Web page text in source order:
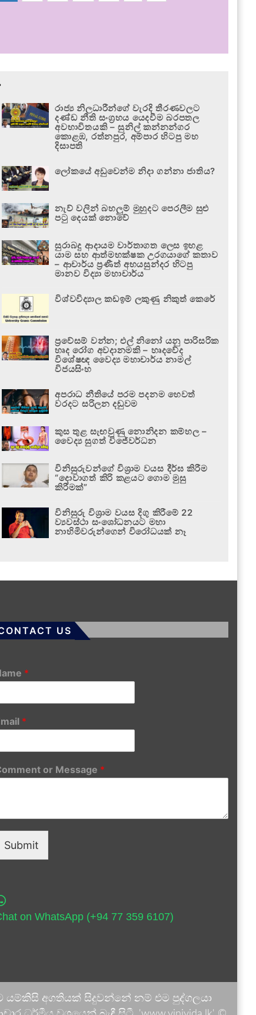
රාජ්‍ය නිලධාරීන්ගේ වැරදි තීරණවලට
දණ්ඩ නීති සංග්‍රහය යෙදවීම බරපතල
අවභාවිතයකි – සුනිල් කන්නන්ගර
කොළඹ, රත්නපුර, අම්පාර හිටපු මහ
දිසාපති
ලෝකයේ අඩුවෙන්ම නිදා ගන්නා ජාතිය?
නැව් වලින් බහලුම් මුහුදට පෙරලීම සුළු
පටු දෙයක් නොවේ
සුරාබදු ආදායම වාර්තාගත ලෙස ඉහළ
යාම සහ ආත්මභක්ෂක උරගයාගේ කතාව
– ආචාර්ය ප්‍රණීත් අභයසුන්දර හිටපු
මානව විද්‍යා මහාචාර්ය
විශ්වවිද්‍යාල කඩඉම් ලකුණු නිකුත් කෙරේ
ප්‍රවේසම් වන්න; එල් නිනෝ යනු පාරිසරික
හෘද රෝග අවදානමකි – හෘදවේද
විශේෂඥ වෛද්‍ය මහාචාර්ය නාමල්
විජයසිංහ
අපරාධ නීතියේ පරම පදනම හෙවත්
වරදට සරිලන දඬුවම
කුස තුළ සැඟවුණු නොනිදන කම්හල –
වෛද්‍ය සුගත් විජේවර්ධන
විනිසුරුවන්ගේ විශ්‍රාම වයස දීර්ඝ කිරීම
“දොවාගත් කිරි කළයට ගොම මුසු
කිරීමක්”
විනිසුරු විශ්‍රාම වයස දිගු කිරීමේ 22
ව්‍යවස්ථා සංශෝධනයට මහා
නාහිමිවරුන්ගෙන් විරෝධයක් නෑ
US
*
*
or Message *
Submit
on WhatsApp (+94 77 359 6107)
යම්කිසි අගතියක් සිදුවන්නේ නම් එම පුද්ගලයා